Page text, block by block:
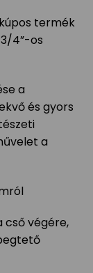
termék
4”-os
a
és gyors
a
cső végére,